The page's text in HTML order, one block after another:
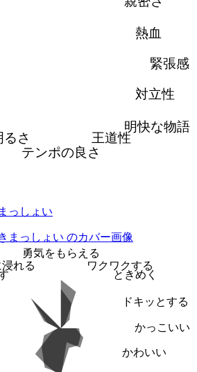
熱血
緊張感
対立性
明快な物語
王道性
テンポの良さ
るさ
っしょい
勇気をもらえる
ワクワクする
ときめく
ドキッとする
かっこいい
かわいい
れる